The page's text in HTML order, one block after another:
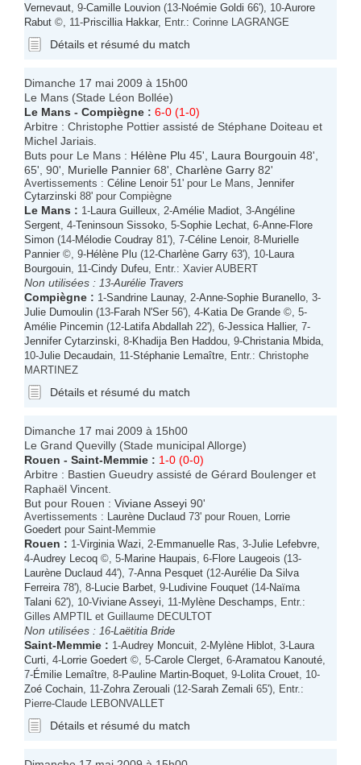
Vernevaut , 9-Camille Louvion (13-Noémie Goldi 66'), 10-Aurore
Rabut ©, 11-Priscillia Hakkar, Entr.: Corinne LAGRANGE
Détails et résumé du match
Dimanche 17 mai 2009 à 15h00
Le Mans (Stade Léon Bollée)
Le Mans - Compiègne : 6-0 (1-0)
Arbitre : Christophe Pottier assisté de Stéphane Doiteau et
Michel Jariais.
Buts pour Le Mans : Hélène Plu 45', Laura Bourgouin 48',
65', 90', Murielle Pannier 68', Charlène Garry 82'
Avertissements : Céline Lenoir 51' pour Le Mans, Jennifer
Cytarzinski 88' pour Compiègne
Le Mans : 1- Laura Guilleux , 2-Amélie Madiot , 3-Angéline
Sergent , 4-Teninsoun Sissoko , 5-Sophie Lechat , 6-Anne-Flore
Simon (14-Mélodie Coudray 81'), 7-Céline Lenoir, 8-Murielle
Pannier ©, 9-Hélène Plu (12-Charlène Garry 63'), 10- Laura
Bourgouin , 11-Cindy Dufeu , Entr.: Xavier AUBERT
Non utilisées : 13-Aurélie Travers
Compiègne : 1-Sandrine Launay, 2-Anne-Sophie Buranello , 3-
Julie Dumoulin (13-Farah N'Ser 56'), 4-Katia De Grande ©, 5-
Amélie Pincemin (12- Latifa Abdallah 22'), 6-Jessica Hallier, 7-
Jennifer Cytarzinski , 8-Khadija Ben Haddou , 9-Christania Mbida
10-Julie Decaudain , 11-Stéphanie Lemaître , Entr.: Christophe
MARTINEZ
Détails et résumé du match
Dimanche 17 mai 2009 à 15h00
Le Grand Quevilly (Stade municipal Allorge)
Rouen - Saint-Memmie : 1-0 (0-0)
Arbitre : Bastien Gueudry assisté de Gérard Boulenger et
Raphaël Vincent.
But pour Rouen : Viviane Asseyi 90'
Avertissements : Laurène Duclaud 73' pour Rouen,
Lorrie
Goedert pour Saint-Memmie
Rouen : 1-Virginia Wazi , 2-Emmanuelle Ras , 3-Julie Lefebvre
4-Audrey Lecoq ©, 5-Marine Haupais , 6-Flore Laugeois (13-
Laurène Duclaud 44'), 7-Anna Pesquet (12-Aurélie Da Silva
Ferreira 78'), 8- Lucie Barbet , 9- Ludivine Fouquet (14-Naïma
Talani 62'), 10-Viviane Asseyi , 11-Mylène Deschamps , Entr.:
Gilles AMPTIL et Guillaume DECULTOT
Non utilisées : 16-Laëtitia Bride
Saint-Memmie : 1-Audrey Moncuit , 2-Mylène Hiblot , 3- Laura
Curti , 4- Lorrie Goedert ©, 5-Carole Clerget , 6-Aramatou Kanouté
7-Émilie Lemaître , 8-Pauline Martin-Boquet , 9- Lolita Crouet , 10-
Zoé Cochain , 11-Zohra Zerouali (12-Sarah Zemali 65'), Entr.:
Pierre-Claude LEBONVALLET
Détails et résumé du match